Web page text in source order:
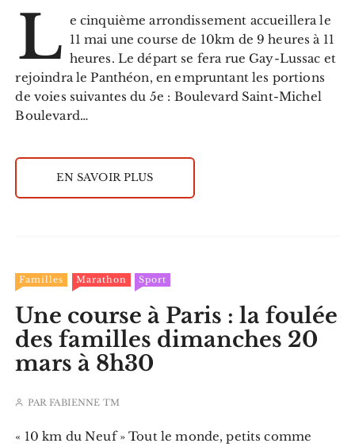
L e cinquième arrondissement accueillera le
11 mai une course de 10km de 9 heures à 11
heures. Le départ se fera rue Gay-Lussac et
rejoindra le Panthéon, en empruntant les portions
de voies suivantes du 5e : Boulevard Saint-Michel
Boulevard…
EN SAVOIR PLUS
Familles Marathon Sport
Une course à Paris : la foulée
des familles dimanches 20
mars à 8h30
PARFABIENNE TM
« 10 km du Neuf » Tout le monde, petits comme